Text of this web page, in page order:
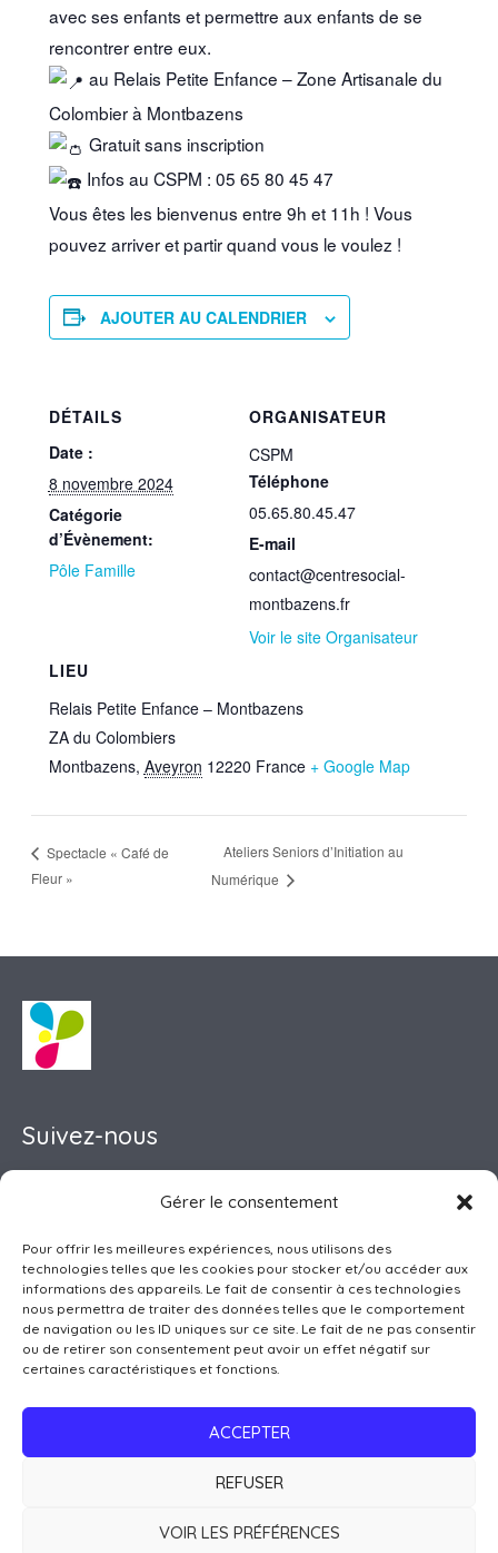
Gérer le consentement
Pour offrir les meilleures expériences, nous utilisons des
technologies telles que les cookies pour stocker et/ou accéder aux
informations des appareils. Le fait de consentir à ces technologies
nous permettra de traiter des données telles que le comportement
de navigation ou les ID uniques sur ce site. Le fait de ne pas consentir
ou de retirer son consentement peut avoir un effet négatif sur
certaines caractéristiques et fonctions.
ACCEPTER
REFUSER
VOIR LES PRÉFÉRENCES
avec ses enfants et permettre aux enfants de se
rencontrer entre eux.
au Relais Petite Enfance – Zone Artisanale du
Colombier à Montbazens
Gratuit sans inscription
Infos au CSPM : 05 65 80 45 47
Vous êtes les bienvenus entre 9h et 11h ! Vous
pouvez arriver et partir quand vous le voulez !
AJOUTER AU CALENDRIER
DÉTAILS
Date :
8 novembre 2024
Catégorie
d’Évènement:
Pôle Famille
LIEU
Relais Petite Enfance – Montbazens
ZA du Colombiers
Montbazens, Aveyron 12220 France + Google Map
ORGANISATEUR
CSPM
Téléphone
05.65.80.45.47
E-mail
contact@centresocial-
montbazens.fr
Voir le site Organisateur
Spectacle « Café de
Fleur »
Ateliers Seniors d’Initiation au
Numérique
Suivez-nous
Pôle Petite Enfance
Accueil de Loisirs
Club Ados
Pôle Famille
Point Info Séniors
Activités Enfants-Ados
Services à la Population
Copyright © 2026 Centre Social du Plateau de Montbazens